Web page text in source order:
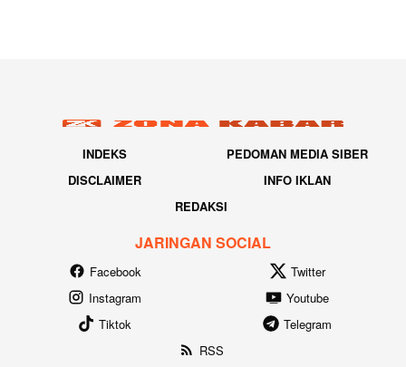
INDEKS
PEDOMAN MEDIA SIBER
DISCLAIMER
INFO IKLAN
REDAKSI
JARINGAN SOCIAL
Facebook
Twitter
Instagram
Youtube
Tiktok
Telegram
RSS